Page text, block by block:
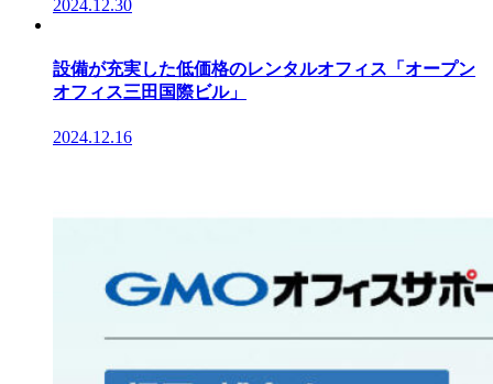
2024.12.30
設備が充実した低価格のレンタルオフィス「オープン
オフィス三田国際ビル」
2024.12.16